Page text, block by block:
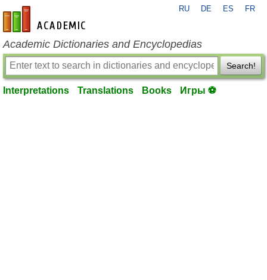
en-academic.com
RU DE ES FR
Academic Dictionaries and Encyclopedias
Search!
Interpretations Translations Books Игры ⚽